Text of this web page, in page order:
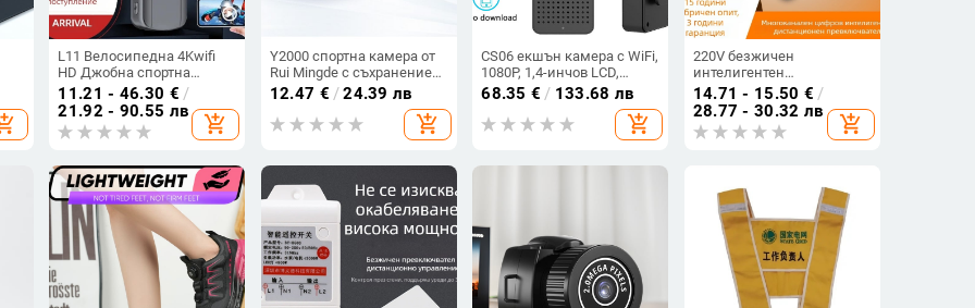
L11 Велосипедна 4Kwifi
HD Джобна спортна
камера рекордер Wifi
външна камера
11.21 - 46.30 € /
21.92 - 90.55 лв
add_shopping_cart
Y2000 спортна камера от
Rui Mingde с съхранение
чрез карта памет, ABS
корпус, видеозапис и
снимане
12.47 € /24.39 лв
add_shopping_cart
CS06 екшън камера с WiFi,
1080P, 1,4-инчов LCD,
въртящ се обектив, TF
карта за съхранение
68.35 € / 133.68 лв
add_shopping_cart
220V безжичен
интелигентен
едноканален
дистанционен
превключвател с двойно
управление през стената,
14.71 - 15.50 € /
28.77 - 30.32 лв
add_shopping_cart